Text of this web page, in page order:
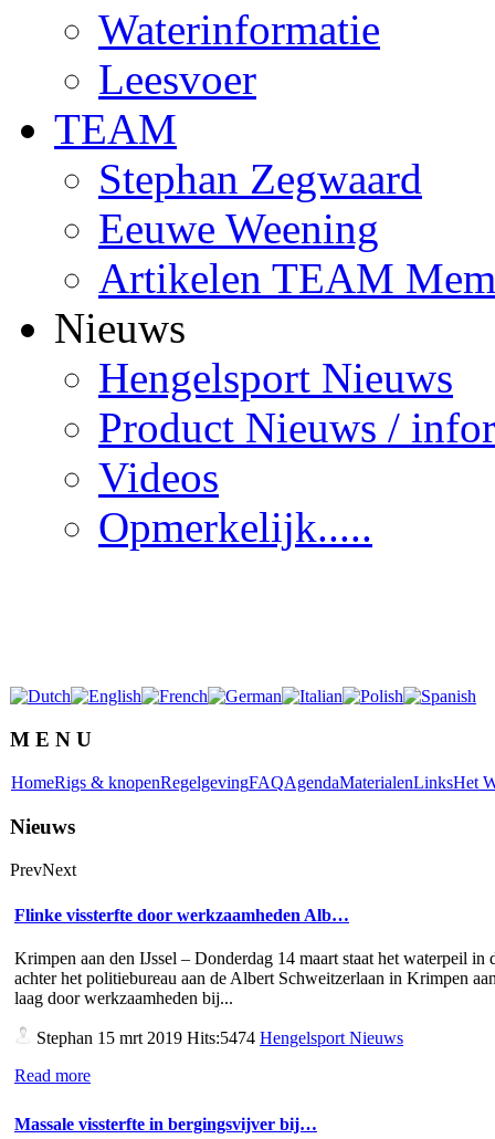
Waterinformatie
Leesvoer
TEAM
Stephan Zegwaard
Eeuwe Weening
Artikelen TEAM
Nieuws
Hengelsport Nieuws
Product Nieuws /
Videos
Opmerkelijk.....
M E N U
HomeRigs & knopenRegelgevingFAQAgendaMaterialenLinksHet
Nieuws
PrevNext
Flinke vissterfte door werkzaamheden Alb…
Krimpen aan den IJssel – Donderdag 14 maart staat het waterpeil in
achter het politiebureau aan de Albert Schweitzerlaan in Krimpen
laag door werkzaamheden bij...
Stephan 15 mrt 2019 Hits:5474 Hengelsport Nieuws
Read more
Massale vissterfte in bergingsvijver bij…